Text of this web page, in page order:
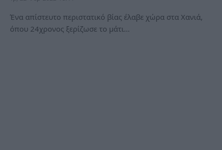
Ένα απίστευτο περιστατικό βίας έλαβε χώρα στα Χανιά,
όπου 24χρονος ξερίζωσε το μάτι…